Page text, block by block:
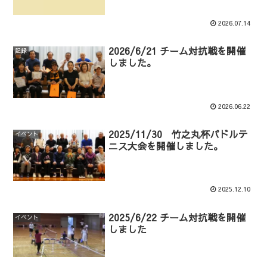
2026.07.14
記録
2026/6/21 チーム対抗戦を開催
しました。
2026.06.22
イベント
2025/11/30 竹之丸杯パドルテ
ニス大会を開催しました。
2025.12.10
イベント
2025/6/22 チーム対抗戦を開催
しました